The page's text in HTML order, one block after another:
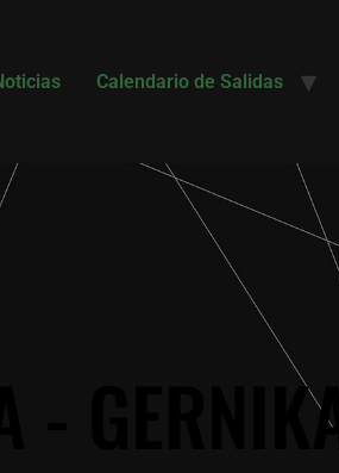
Calendario de Salidas
- GERNIKA